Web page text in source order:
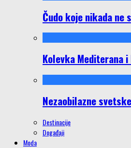
Čudo koje nikada ne
Kolevka Mediterana
Nezaobilazne
Destinacije
Događaji
Moda